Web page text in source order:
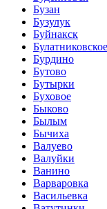
Бузан
Бузулук
Буйнакск
Булатниковское
Бурдино
Бутово
Бутырки
Буховое
Быково
Былым
Бычиха
Валуево
Валуйки
Ванино
Варваровка
Васильевка